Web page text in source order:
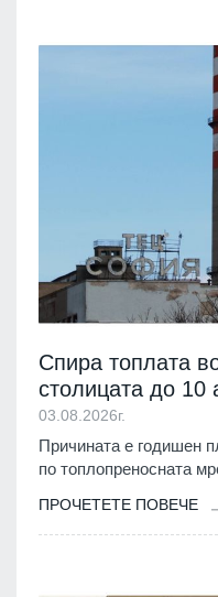
Спира топлата
столицата до 10
03.08.2026г.
Причината е годишен
по топлопреносната
ПРОЧЕТЕТЕ ПОВЕЧЕ